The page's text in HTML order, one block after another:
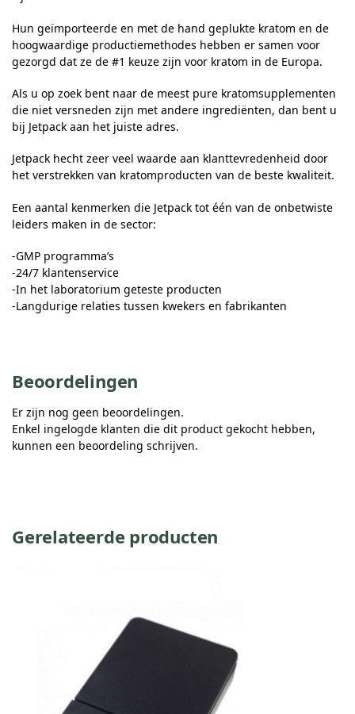
Hun geïmporteerde en met de hand geplukte kratom en de
hoogwaardige productiemethodes hebben er samen voor
gezorgd dat ze de #1 keuze zijn voor kratom in de Europa.
Als u op zoek bent naar de meest pure kratomsupplementen
die niet versneden zijn met andere ingrediënten, dan bent u
bij Jetpack aan het juiste adres.
Jetpack hecht zeer veel waarde aan klanttevredenheid door
het verstrekken van kratomproducten van de beste kwaliteit.
Een aantal kenmerken die Jetpack tot één van de onbetwiste
leiders maken in de sector:
-GMP programma’s
-24/7 klantenservice
-In het laboratorium geteste producten
-Langdurige relaties tussen kwekers en fabrikanten
Beoordelingen
Er zijn nog geen beoordelingen.
Enkel ingelogde klanten die dit product gekocht hebben,
kunnen een beoordeling schrijven.
Gerelateerde producten